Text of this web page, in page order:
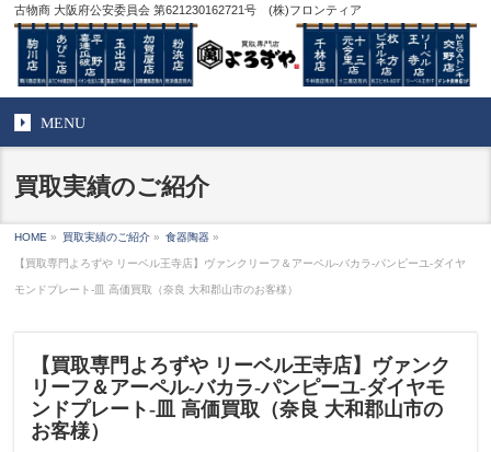
古物商 大阪府公安委員会 第621230162721号 (株)フロンティア
MENU
買取実績のご紹介
HOME » 買取実績のご紹介 » 食器陶器 »
【買取専門よろずや リーベル王寺店】ヴァンクリーフ＆アーペル-バカラ-パンピーユ-ダイヤ
モンドプレート-皿 高価買取（奈良 大和郡山市のお客様）
【買取専門よろずや リーベル王寺店】ヴァンク
リーフ＆アーペル-バカラ-パンピーユ-ダイヤモ
ンドプレート-皿 高価買取（奈良 大和郡山市の
お客様）